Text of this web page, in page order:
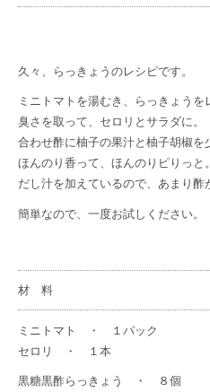
久々、らっきょうのレシピです。
ミニトマトを湯むき、らっきょう
臭さを取って、セロリとサラダに。
合わせ酢に柚子の果汁と柚子胡椒を
ほんのり香って、ほんのりピりっと。
だし汁を加えているので、あまり酢
簡単なので、一度お試しください。
材 料
ミニトマト ・ １パック
セロリ ・ １本
黒糖黒酢らっきょう
・ ８個